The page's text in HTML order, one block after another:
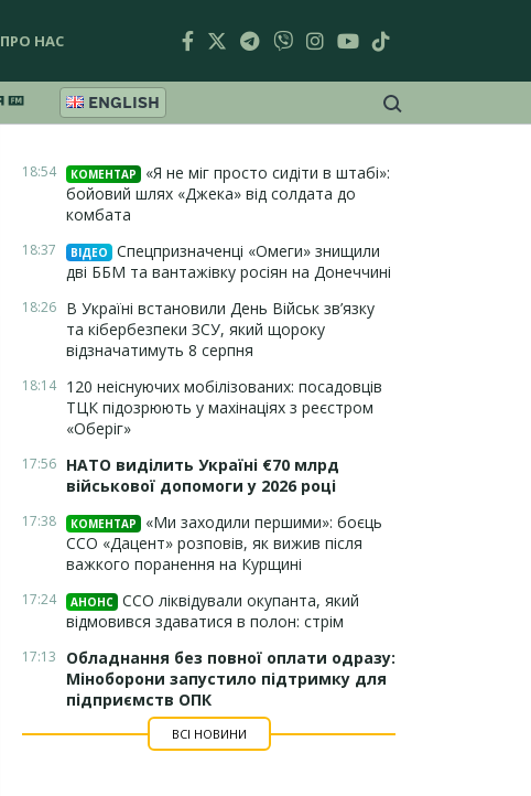
ПРО НАС
ENGLISH
18:54 КОМЕНТАР
«Я не міг просто сидіти в штабі»:
бойовий шлях «Джека» від солдата до
комбата
18:37 ВІДЕО
Спецпризначенці «Омеги» знищили
дві ББМ та вантажівку росіян на Донеччині
18:26 В Україні встановили День Військ зв’язку
та кібербезпеки ЗСУ, який щороку
відзначатимуть 8 серпня
18:14 120 неіснуючих мобілізованих: посадовців
ТЦК підозрюють у махінаціях з реєстром
«Оберіг»
17:56 НАТО виділить Україні €70 млрд
військової допомоги у 2026 році
17:38 КОМЕНТАР
«Ми заходили першими»: боєць
ССО «Дацент» розповів, як вижив після
важкого поранення на Курщині
17:24 АНОНС ССО ліквідували окупанта, який
відмовився здаватися в полон: стрім
17:13
Обладнання без повної оплати одразу:
Міноборони запустило підтримку для
підприємств ОПК
ВСІ НОВИНИ